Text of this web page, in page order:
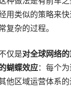
用类似的策略来
复杂的过程。
仅是对全球网络
蝴蝶效应：每个
他区域运营体系的